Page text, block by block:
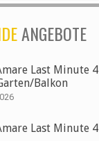
ANGEBOTE
Last Minute 4
Balkon
Last Minute 4